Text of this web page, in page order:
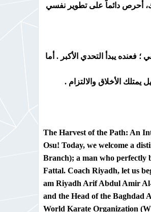
أحرص دائماً على تطوير نفسي
يبدأ التحدي الأكبر . أما
الأخلاق والالتزام .
The Harvest of the Path: An
Osu! Today, we welcome a
Branch); a man who perfectly
Fattal. Coach Riyadh, let us
am Riyadh Arif Abdul Amir
and the Head of the Baghdad
World Karate Organization